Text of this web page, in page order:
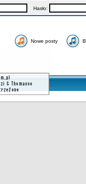
Hasło:
Nowe posty